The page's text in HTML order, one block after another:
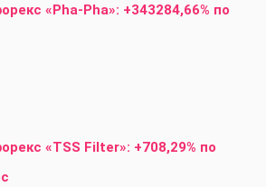
«Pha-Pha»: +343284,66% по
«TSS Filter»: +708,29% по